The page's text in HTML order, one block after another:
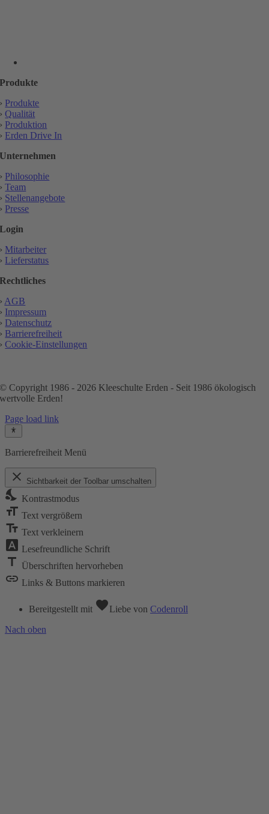
Produkte
› Produkte
›Qualität
› Produktion
› Erden Drive In
Unternehmen
› Philosophie
›Team
› Stellenangebote
› Presse
Login
› Mitarbeiter
› Lieferstatus
Rechtliches
› AGB
› Impressum
› Datenschutz
› Barrierefreiheit
›Cookie-Einstellungen
© Copyright 1986 - 2026 Kleeschulte Erden - Seit 1986 ökologisch
wertvolle Erden!
Page load link
Barrierefreiheit Menü
close Sichtbarkeit der Toolbar umschalten
nights_stay Kontrastmodus
format_size Text vergrößern
text_fields Text verkleinern
font_download Lesefreundliche Schrift
title Überschriften hervorheben
link Links & Buttons markieren
Bereitgestellt mit favoriteLiebe von Codenroll
Nach oben